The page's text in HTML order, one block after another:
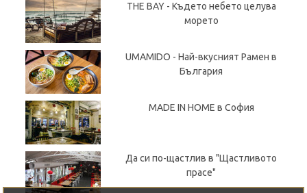
THE BAY - Където небето целува
морето
UMAMIDO - Най-вкусният Рамен в
България
MADE IN HOME в София
Да си по-щастлив в "Щастливото
прасе"